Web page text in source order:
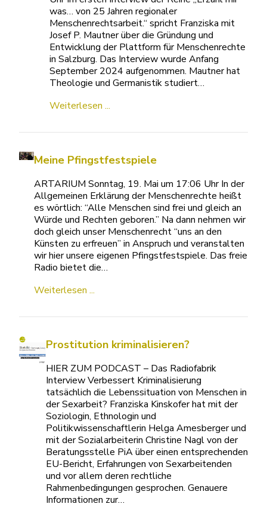
was… von 25 Jahren regionaler
Menschenrechtsarbeit.“ spricht Franziska mit
Josef P. Mautner über die Gründung und
Entwicklung der Plattform für Menschenrechte
in Salzburg. Das Interview wurde Anfang
September 2024 aufgenommen. Mautner hat
Theologie und Germanistik studiert…
Weiterlesen ...
Meine Pfingstfestspiele
ARTARIUM Sonntag, 19. Mai um 17:06 Uhr In
der Allgemeinen Erklärung der
Menschenrechte heißt es wörtlich: “Alle
Menschen sind frei und gleich an Würde und
Rechten geboren.” Na dann nehmen wir doch
gleich unser Menschenrecht “uns an den
Künsten zu erfreuen” in Anspruch und
veranstalten wir hier unsere eigenen
Prostitution kriminalisieren?
HIER ZUM PODCAST – Das Radiofabrik
Interview Verbessert Kriminalisierung
tatsächlich die Lebenssituation von Menschen in
der Sexarbeit? Franziska Kinskofer hat mit der
Soziologin, Ethnologin und
Politikwissenschaftlerin Helga Amesberger und
mit der Sozialarbeiterin Christine Nagl von der
Beratungsstelle PiA über einen entsprechenden
EU-Bericht, Erfahrungen von Sexarbeitenden
und vor allem deren rechtliche
Rahmenbedingungen gesprochen. Genauere